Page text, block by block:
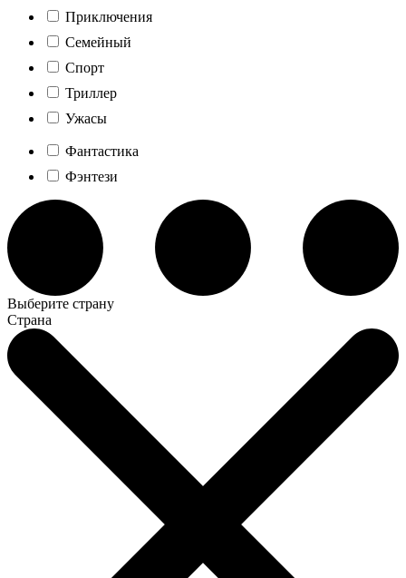
Приключения
Семейный
Спорт
Триллер
Ужасы
Фантастика
Фэнтези
Выберите страну
Страна